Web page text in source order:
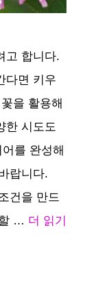
고 합니다.
다면 키우
을 활용해
한 시도도
를 완성해
랍니다.
건을 만드
… 더 읽기